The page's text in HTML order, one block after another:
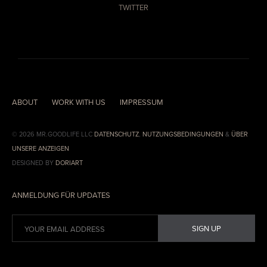
TWITTER
ABOUT WORK WITH US IMPRESSUM
© 2026 MR.GOODLIFE LLC DATENSCHUTZ NUTZUNGSBEDINGUNGEN & ÜBER
UNSERE ANZEIGEN
DESIGNED BY DORIART
ANMELDUNG FÜR UPDATES